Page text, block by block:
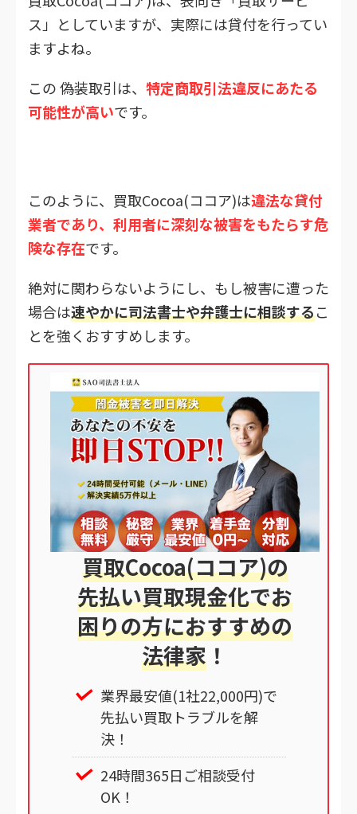
ス」としていますが、実際には貸付を行ってい
ますよね。
この 偽装取引は、 特定商取引法違反にあたる
可能性が高いです。
このように、買取Cocoa(ココア)は違法な貸付
業者であり、利用者に深刻な被害をもたらす危
険な存在です。
絶対に関わらないようにし、もし被害に遭った
場合は速やかに司法書士や弁護士に相談するこ
とを強くおすすめします。
買取Cocoa(ココア)の
先払い買取現金化でお
困りの方におすすめの
法律家 ！
業界最安値(1社22,000円)で
先払い買取トラブルを解
決！
24時間365日ご相談受付
OK！